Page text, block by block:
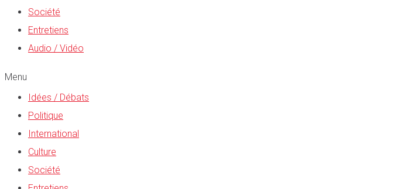
Société
Entretiens
Audio / Vidéo
Menu
Idées / Débats
Politique
International
Culture
Société